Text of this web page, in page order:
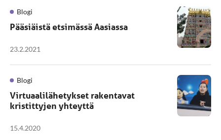
Blogi
Pääsiäistä etsimässä Aasiassa
23.2.2021
Blogi
Virtuaalilähetykset rakentavat
kristittyjen yhteyttä
15.4.2020